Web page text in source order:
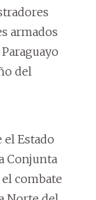
armados
del
Estado
Conjunta
el combate